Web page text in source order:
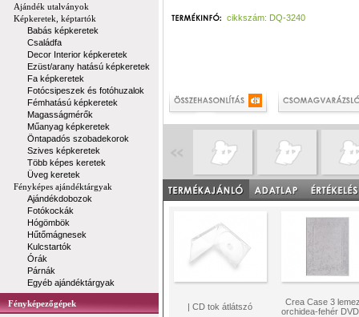
Ajándék utalványok
Képkeretek, képtartók
Babás képkeretek
Családfa
Decor Interior képkeretek
Ezüst/arany hatású képkeretek
Fa képkeretek
Fotócsipeszek és fotóhuzalok
Fémhatású képkeretek
Magasságmérők
Műanyag képkeretek
Öntapadós szobadekorok
Szives képkeretek
Több képes keretek
Üveg keretek
Fényképes ajándéktárgyak
Ajándékdobozok
Fotókockák
Hógömbök
Hűtőmágnesek
Kulcstartók
Órák
Párnák
Egyéb ajándéktárgyak
Fényképezőgépek
cikkszám: DQ-3240
| CD tok átlátszó
Crea Case 3
orchidea-fehér